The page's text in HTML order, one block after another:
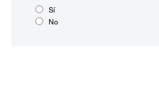
Sí
No